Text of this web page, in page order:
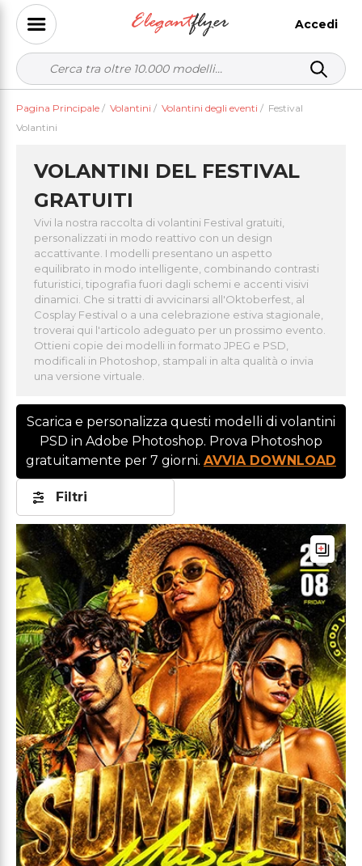
Accedi
Pagina Principale / Volantini / Volantini degli eventi / Festival
Volantini
VOLANTINI DEL FESTIVAL
GRATUITI
Vivi la nostra raccolta di volantini Festival gratuiti,
personalizzati in modo reattivo con un design
accattivante. I modelli presentano un aspetto
equilibrato in modo intelligente, combinando contrasti
futuristici, tipografia fuori dagli schemi e accenti visivi
dinamici. Che si tratti di avvicinarsi all'Oktoberfest, al
Cosplay Festival o a una celebrazione estiva stagionale,
troverai qui l'articolo adeguato per un prossimo evento.
Ottieni copie dei modelli in formato JPEG e PSD,
modificali in Photoshop, stampali in alta qualità o invia
una versione virtuale.
Scarica e personalizza questi modelli di volantini
PSD in Adobe Photoshop. Prova Photoshop
gratuitamente per 7 giorni. AVVIA DOWNLOAD
Filtri